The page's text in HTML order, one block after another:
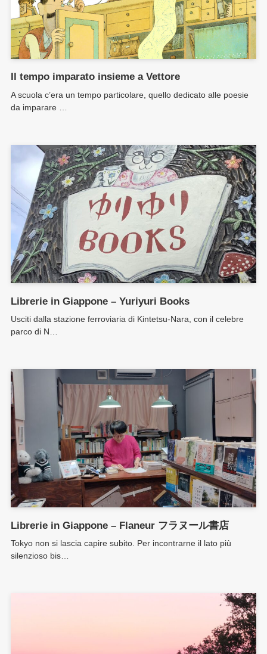
Il tempo imparato insieme a Vettore
A scuola c’era un tempo particolare, quello dedicato alle poesie
da imparare …
Librerie in Giappone – Yuriyuri Books
Usciti dalla stazione ferroviaria di Kintetsu-Nara, con il celebre
parco di N…
Librerie in Giappone – Flaneur フラヌール書店
Tokyo non si lascia capire subito. Per incontrarne il lato più
silenzioso bis…